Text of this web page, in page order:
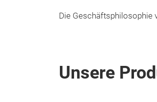
Die Geschäftsphilosophie
Unsere